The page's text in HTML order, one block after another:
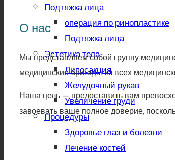
Подтяжка лица
операция по ринопластике
Подтяжка лица
Эстетика тела
Липосакция
Желудочный рукав
Увеличение груди
Процедуры
Здоровье глаз и болезни
Лечение костей
О нас
Мы представляем собой группу
медицинские бригады из всех
Наша цель — предоставить вам
завоевать ваше полное доверие,